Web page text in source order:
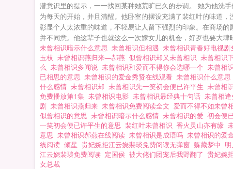
潜意识里的提示，一一找回某种她荒旷已久的步调。 她为他洗
为每天的开始，并且清醒。他卧室的摆设充满了裴红叶的味道
彰显个人太浓重的味道，不轻易让人留下强烈的印象。在商场
并不同意。他这辈子也就这么一次嫁女儿的机会，好歹也要大
未曾相识暗示什么意思 未曾相识但相遇 未曾相识青春好电视剧
玉枝 未曾相识燕归来—郝燕 似曾相识却又未曾相识 未曾相识
么 未曾相识多闻说 未曾相识和爱而不得你会选哪一个 未曾相
已相思的意思 未曾相识的爱金秀贤在线观看 未曾相识什么意思
什么感情 未曾相识却 未曾相识先一笑初会便已许平生 未曾相
免费播放第1集 未曾相识电影 未曾相识最经典十句话 未曾相
剧 未曾相识燕归来 未曾相识免费阅读全文 爱而不得不如未曾
似曾相识的意思 未曾相识暗示什么感情 未曾相识的爱 初会便
一笑初会便已许平生的意思 裴红叶未曾相识 香火灵山亦有缘
意思 未曾相识郝燕在线阅读 未曾相识是成语吗 未曾相识的爱
线阅读 倾星 贵妃婉拒江云娆裴琰免费阅读无弹窗 躲藏梦中
江云娆裴琰免费阅读 定国侯 被大佬们团宠后我野翻了 贵妃婉
女总裁